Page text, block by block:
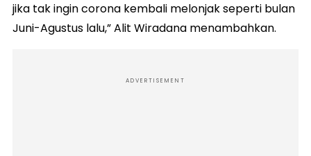
jika tak ingin corona kembali melonjak seperti bulan
Juni-Agustus lalu,” Alit Wiradana menambahkan.
ADVERTISEMENT